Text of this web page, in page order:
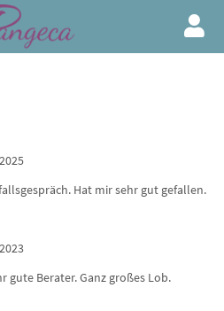
Hat mir sehr gut gefallen.
gute Berater. Ganz großes Lob.